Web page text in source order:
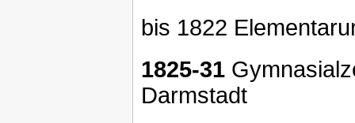
bis 1822
1825-31
Darmstadt